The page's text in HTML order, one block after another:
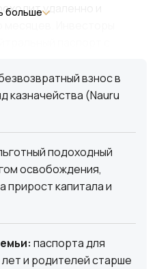
удаленно и
при этом
низких среди других
гражданство.
больше
взнос в
казначейства (Nauru
подоходный
освобождения,
прирост капитала и
паспорта для
и родителей старше